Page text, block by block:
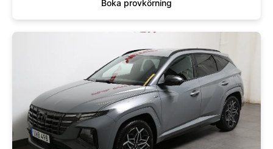
Boka provkörning